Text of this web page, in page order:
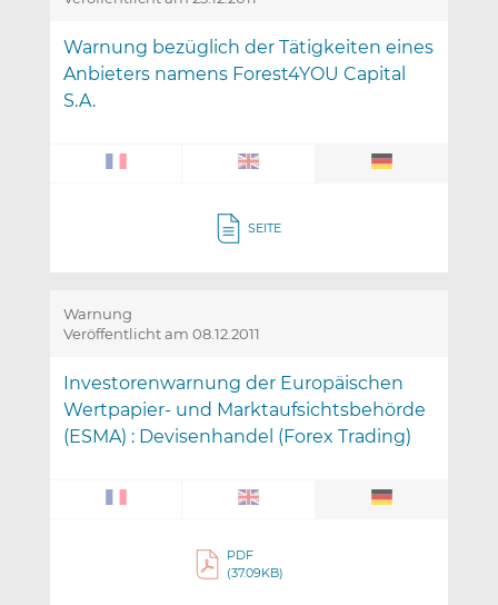
Warnung bezüglich der Tätigkeiten eines
Anbieters namens Forest4YOU Capital
S.A.
SEITE
Warnung
Veröffentlicht am 08.12.2011
Investorenwarnung der Europäischen
Wertpapier- und Marktaufsichtsbehörde
(ESMA) : Devisenhandel (Forex Trading)
PDF
(37.09KB)